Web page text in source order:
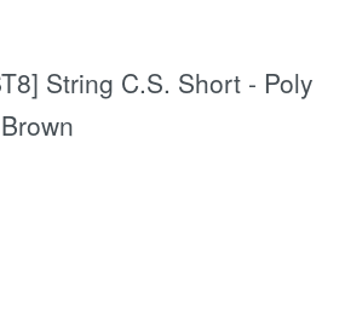
String C.S. Short - Poly